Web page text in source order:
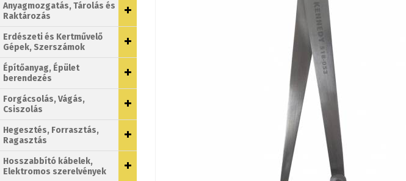
Anyagmozgatás, Tárolás és
Raktározás
Erdészeti és Kertművelő
Gépek, Szerszámok
Építőanyag, Épület
berendezés
Forgácsolás, Vágás,
Csiszolás
Hegesztés, Forrasztás,
Ragasztás
Hosszabbító kábelek,
Elektromos szerelvények